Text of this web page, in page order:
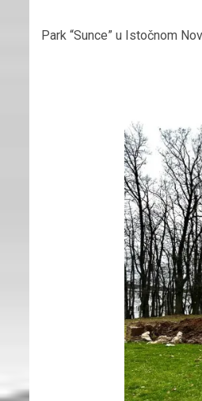
Park “Sunce” u Istočnom